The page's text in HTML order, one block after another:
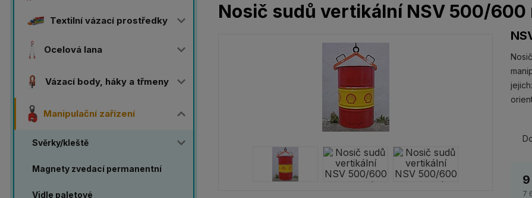
Textilní vázací prostředky
Ocelová lana
Vázací body, háky a třmeny
Manipulační zařízení
Svěrky/kleště
Magnety zvedací permanentní
Vidle paletové
Nosič sudů vertikální NSV 500/
7